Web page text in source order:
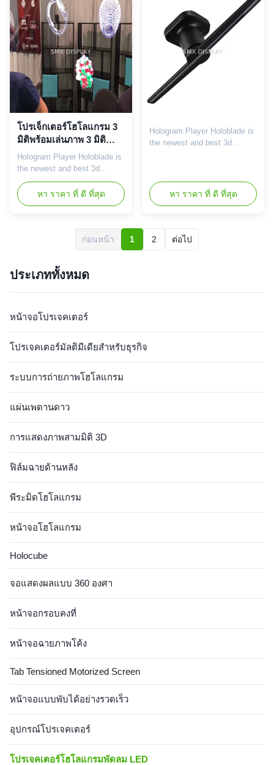
spin on holographic displays.
The magic happens once the
switch is flipped on, 3D
visuals appear to float ...
visuals appear to float ...
โปรเจ็กเตอร์โฮโลแกรม 3
มิติพร้อมเล่นภาพ 3 มิติ
ความละเอียดสูง / มุมมอง
175
Hologram Player Holoblade is
the newest and best 3d
floating hologram advertising
player in the market, based on
chip and LED technology , it
SPINNER,we put a different
spin on holographic displays.
The magic happens once the
visuals appear to float ...
หา ราคา ที่ ดี ที่สุด
Hologram Player Holoblade is
the newest and best 3d
works like a LED FAN or
SPINNER,we put a different
switch is flipped on, 3D
visuals appear to float ...
หา ราคา ที่ ดี ที่สุด
ก่อนหน้า 1 2 ต่อไป
ประเภททั้งหมด
หน้าจอโปรเจคเตอร์
โปรเจคเตอร์มัลติมีเดียสำหรับธุรกิจ
ระบบการถ่ายภาพโฮโลแกรม
แผ่นเพดานดาว
การแสดงภาพสามมิติ 3D
ฟิล์มฉายด้านหลัง
พีระมิดโฮโลแกรม
หน้าจอโฮโลแกรม
Holocube
จอแสดงผลแบบ 360 องศา
หน้าจอกรอบคงที่
หน้าจอฉายภาพโค้ง
Tab Tensioned Motorized Screen
หน้าจอแบบพับได้อย่างรวดเร็ว
อุปกรณ์โปรเจคเตอร์
โปรเจคเตอร์โฮโลแกรมพัดลม LED